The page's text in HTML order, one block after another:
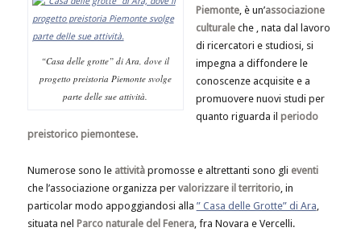
“Casa delle grotte” di Ara, dove il
progetto preistoria Piemonte svolge
parte delle sue attività.
Piemonte, è un’associazione
culturaleche , nata dal lavoro
di ricercatori e studiosi, si
impegna a diffondere le
conoscenze acquisite e a
promuovere nuovi studi per
quanto riguarda il periodo
preistorico piemontese.
Numerose sono le attivitàpromosse e altrettanti sono gli eventi
che l’associazione organizza per valorizzare il territorio, in
particolar modo appoggiandosi alla ” Casa delle Grotte” di Ara
situata nel Parco naturale del Fenera, fra Novara e Vercelli.